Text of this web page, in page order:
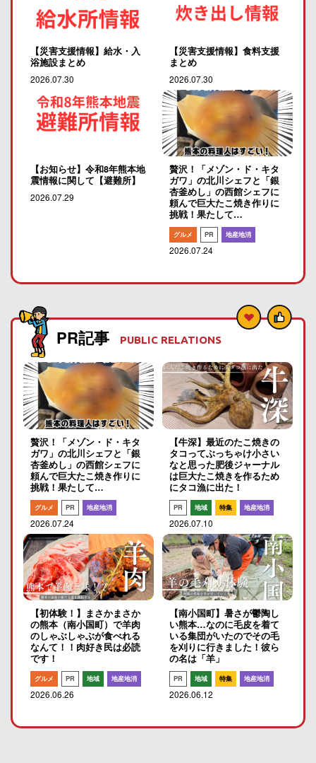
【災害支援情報】給水・入
浴施設まとめ
2026.07.30
【災害支援情報】食料支援
まとめ
2026.07.30
【お知らせ】令和8年熊本地
震情報に関して【避難所】
2026.07.29
贅沢！「メゾン・ド・キタ
ガワ」の北川シェフと「銀
杏釜めし」の西館シェフに
頼んで巨大たこ焼き作りに
挑戦！果たして…
グルメ PR 地産地消
2026.07.24
PR記事 PUBLIC RELATIONS
贅沢！「メゾン・ド・キタ
ガワ」の北川シェフと「銀
杏釜めし」の西館シェフに
頼んで巨大たこ焼き作りに
挑戦！果たして…
グルメ PR 地産地消
2026.07.24
【牛深】最近のたこ焼きの
タコってぶっちゃけ小さい
なと思った肥後ジャーナル
は巨大たこ焼きを作るため
にタコ漁に出た！
PR 地域 特集 地産地消
2026.07.10
【初体験！】まさかまさか
の熊本（南小国町）で羊肉
のしゃぶしゃぶが食べれる
なんて！！肉好き民は必読
です！
グルメ PR 地域 地産地消
2026.06.26
【南小国町】暑さが鬱陶し
い熊本…なのに毛皮を着て
いる集団がいたのでその毛
を刈りに行きました！彼ら
の名は「羊」
PR 地域 特集 地産地消
2026.06.12